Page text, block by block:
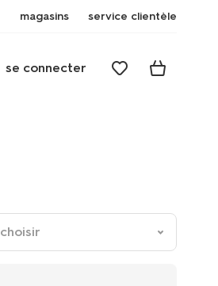
magasins service clientèle
se connecter
choisir